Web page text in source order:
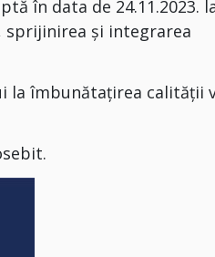
în data de 24.11.2023.
sprijinirea și integrarea
la îmbunătațirea calității